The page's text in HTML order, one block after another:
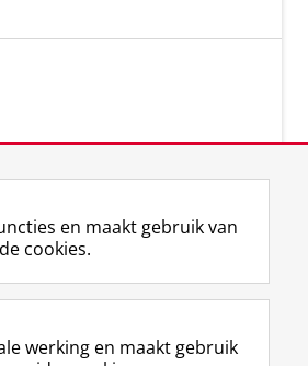
RUG
F
a
e
L
i
k
R
S
-
I
n
t
Y
o
T
en maakt gebruik van
cookies.
werking en maakt gebruik